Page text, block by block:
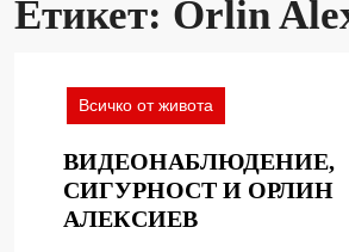
Етикет: Orlin
Всичко от живота
ВИДЕОНАБЛЮДЕНИЕ,
СИГУРНОСТ И ОРЛИН
АЛЕКСИЕВ